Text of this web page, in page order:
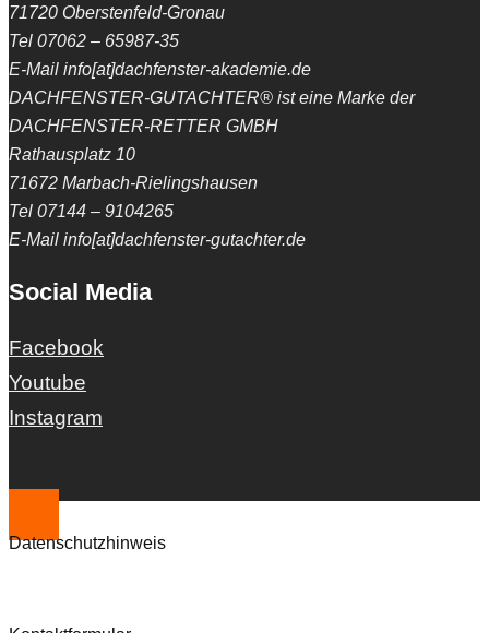
71720 Oberstenfeld-Gronau
Tel 07062 – 65987-35
E-Mail info[at]dachfenster-akademie.de
DACHFENSTER-GUTACHTER® ist eine Marke der
DACHFENSTER-RETTER GMBH
Rathausplatz 10
71672 Marbach-Rielingshausen
Tel 07144 – 9104265
E-Mail info[at]dachfenster-gutachter.de
Social Media
Facebook
Youtube
Instagram
Datenschutzhinweis